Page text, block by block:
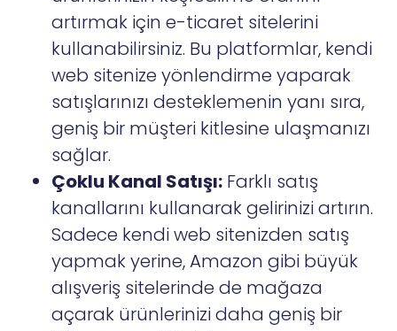
artırmak için e-ticaret sitelerini
kullanabilirsiniz. Bu platformlar, kendi
web sitenize yönlendirme yaparak
satışlarınızı desteklemenin yanı sıra,
geniş bir müşteri kitlesine ulaşmanızı
sağlar.
Çoklu Kanal Satışı: Farklı satış
kanallarını kullanarak gelirinizi artırın.
Sadece kendi web sitenizden satış
yapmak yerine, Amazon gibi büyük
alışveriş sitelerinde de mağaza
açarak ürünlerinizi daha geniş bir